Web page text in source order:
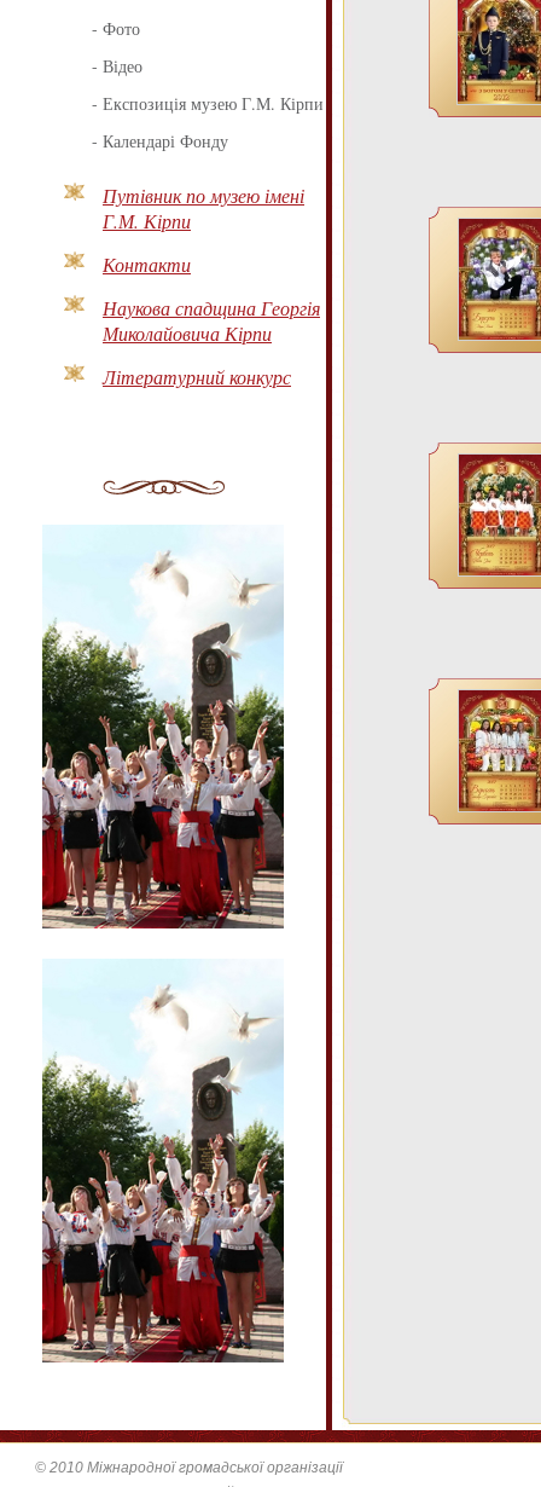
- Фото
- Відео
- Експозиція музею Г.М. Кірпи
- Календарі Фонду
Путівник по музею імені
Г.М. Кірпи
Контакти
Наукова спадщина Георгія
Миколайовича Кірпи
Літературний конкурс
© 2010 Міжнародної громадської організації